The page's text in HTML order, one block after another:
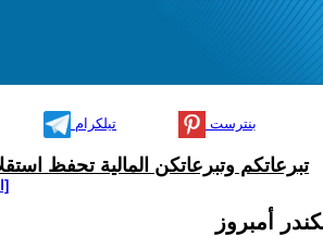
تيلكرام بنترست
تبرعاتكم وتبرعاتكن المالية تحفظ
أمبروز